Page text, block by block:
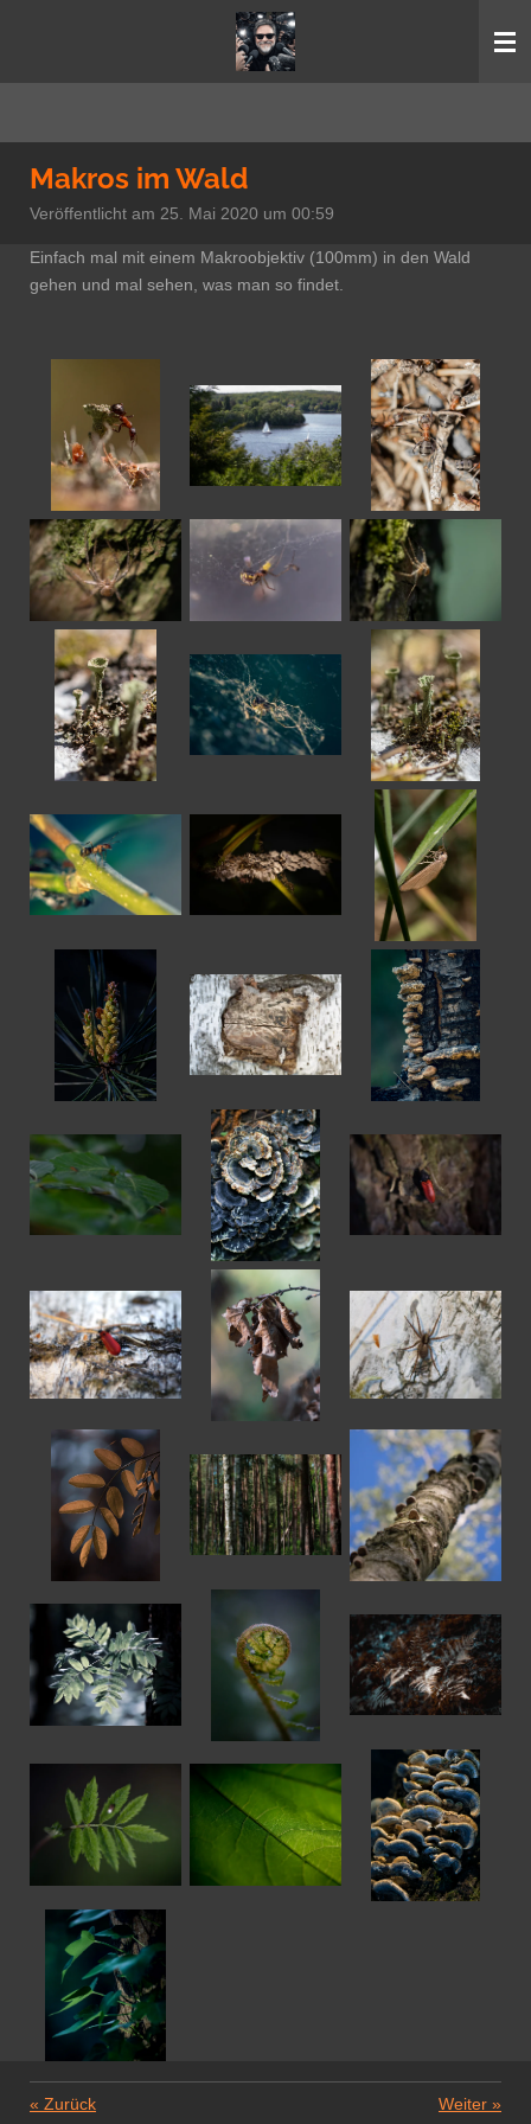
Makros im Wald
Veröffentlicht am 25. Mai 2020 um 00:59
Einfach mal mit einem Makroobjektiv (100mm) in den Wald
gehen und mal sehen, was man so findet.
« Zurück Weiter »